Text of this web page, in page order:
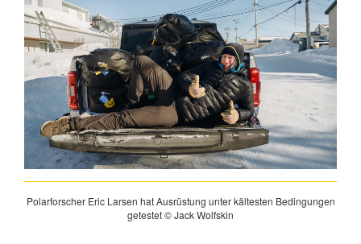
Polarforscher Eric Larsen hat Ausrüstung unter kältesten Bedingungen
getestet © Jack Wolfskin